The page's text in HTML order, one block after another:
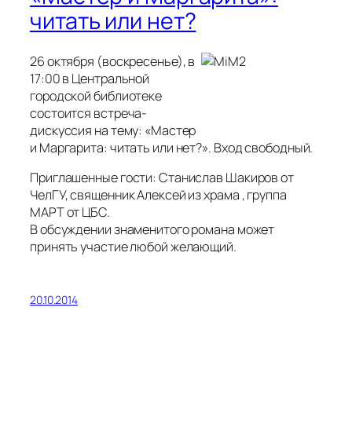
читать или нет?
26 октября (воскресенье), в
17:00 в Центральной
городской библиотеке
состоится встреча-
дискуссия на тему: «Мастер
и Маргарита: читать или нет?». Вход свободный.
Приглашенные гости: Станислав Шакиров от
ЧелГУ, священник Алексей из храма , группа
МАРТ от ЦБС.
В обсуждении знаменитого романа может
принять участие любой желающий.
20.10.2014